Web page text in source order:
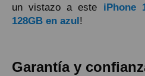
un vistazo a este iPhone
128GB en azul!
Garantía y